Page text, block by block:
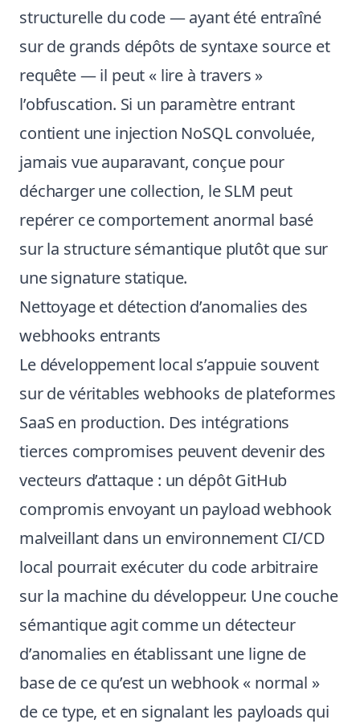
structurelle du code — ayant été entraîné
sur de grands dépôts de syntaxe source et
requête — il peut « lire à travers »
l’obfuscation. Si un paramètre entrant
contient une injection NoSQL convoluée,
jamais vue auparavant, conçue pour
décharger une collection, le SLM peut
repérer ce comportement anormal basé
sur la structure sémantique plutôt que sur
une signature statique.
Nettoyage et détection d’anomalies des
webhooks entrants
Le développement local s’appuie souvent
sur de véritables webhooks de plateformes
SaaS en production. Des intégrations
tierces compromises peuvent devenir des
vecteurs d’attaque : un dépôt GitHub
compromis envoyant un payload webhook
malveillant dans un environnement CI/CD
local pourrait exécuter du code arbitraire
sur la machine du développeur. Une couche
sémantique agit comme un détecteur
d’anomalies en établissant une ligne de
base de ce qu’est un webhook « normal »
de ce type, et en signalant les payloads qui